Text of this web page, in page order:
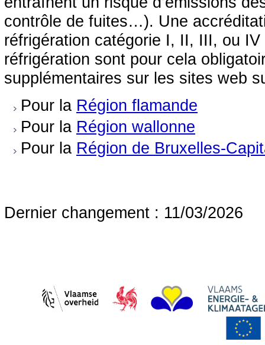
contrôle de fuites…). Une
réfrigération catégorie I, II, III, ou IV
réfrigération sont pour cela
supplémentaires sur les sites web
Pour la Région flamande
Pour la Région wallonne
Pour la Région de Bruxelles-
Dernier changement : 11/03/2026